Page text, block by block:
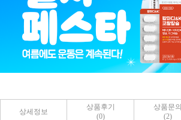
상세정보
상품후기
(0)
상품문의
(2)